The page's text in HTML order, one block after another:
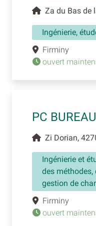
Za du Bas de
Ingénierie,
Firminy
ouvert
PC
Zi Dorian,
Ingénierie et
des
gestion de
Firminy
ouvert